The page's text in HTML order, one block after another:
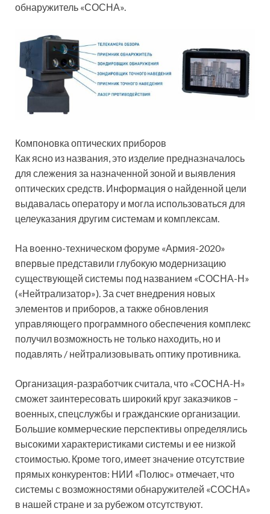
обнаружитель «СОСНА».
Компоновка оптических приборов
Как ясно из названия, это изделие предназначалось
для слежения за назначенной зоной и выявления
оптических средств. Информация о найденной цели
выдавалась оператору и могла использоваться для
целеуказания другим системам и комплексам.
На военно-техническом форуме «Армия-2020»
впервые представили глубокую модернизацию
существующей системы под названием «СОСНА-Н»
(«Нейтрализатор»). За счет внедрения новых
элементов и приборов, а также обновления
управляющего программного обеспечения комплекс
получил возможность не только находить, но и
подавлять / нейтрализовывать оптику противника.
Организация-разработчик считала, что «СОСНА-Н»
сможет заинтересовать широкий круг заказчиков –
военных, спецслужбы и гражданские организации.
Большие коммерческие перспективы определялись
высокими характеристиками системы и ее низкой
стоимостью. Кроме того, имеет значение отсутствие
прямых конкурентов: НИИ «Полюс» отмечает, что
системы с возможностями обнаружителей «СОСНА»
в нашей стране и за рубежом отсутствуют.